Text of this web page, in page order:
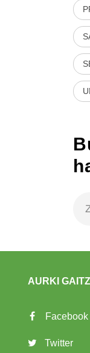
AURKI
Facebook
Twitter